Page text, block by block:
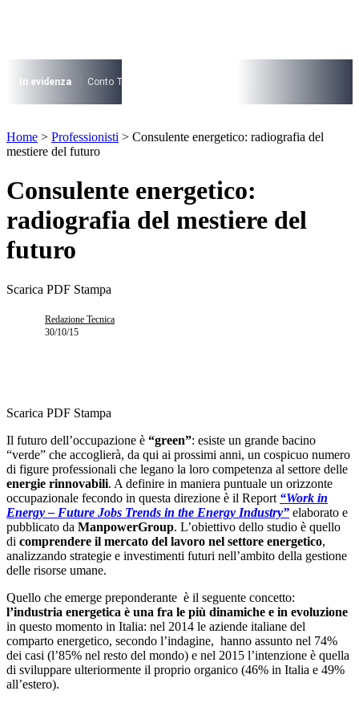
I più cercati
Lorem ipsum dolor sit amet consectetur
Lorem ipsum dolor sit amet consectetur
In evidenza Conto Termico
Lorem ipsum dolor sit amet consectetur
Home > Professionisti > Consulente energetico: radiografia del
mestiere del futuro
Consulente energetico:
radiografia del mestiere del
futuro
Scarica PDF Stampa
Redazione Tecnica
30/10/15
Scarica PDF Stampa
Il futuro dell’occupazione è “green”: esiste un grande bacino
“verde” che accoglierà, da qui ai prossimi anni, un cospicuo numero
di figure professionali che legano la loro competenza al settore delle
energie rinnovabili. A definire in maniera puntuale un orizzonte
occupazionale fecondo in questa direzione è il Report “Work in
Energy – Future Jobs Trends in the Energy Industry” elaborato e
pubblicato da ManpowerGroup. L’obiettivo dello studio è quello
di comprendere il mercato del lavoro nel settore energetico,
analizzando strategie e investimenti futuri nell’ambito della gestione
delle risorse umane.
Quello che emerge preponderante è il seguente concetto:
l’industria energetica è una fra le più dinamiche e in evoluzione
in questo momento in Italia: nel 2014 le aziende italiane del
comparto energetico, secondo l’indagine, hanno assunto nel 74%
dei casi (l’85% nel resto del mondo) e nel 2015 l’intenzione è quella
di sviluppare ulteriormente il proprio organico (46% in Italia e 49%
all’estero).